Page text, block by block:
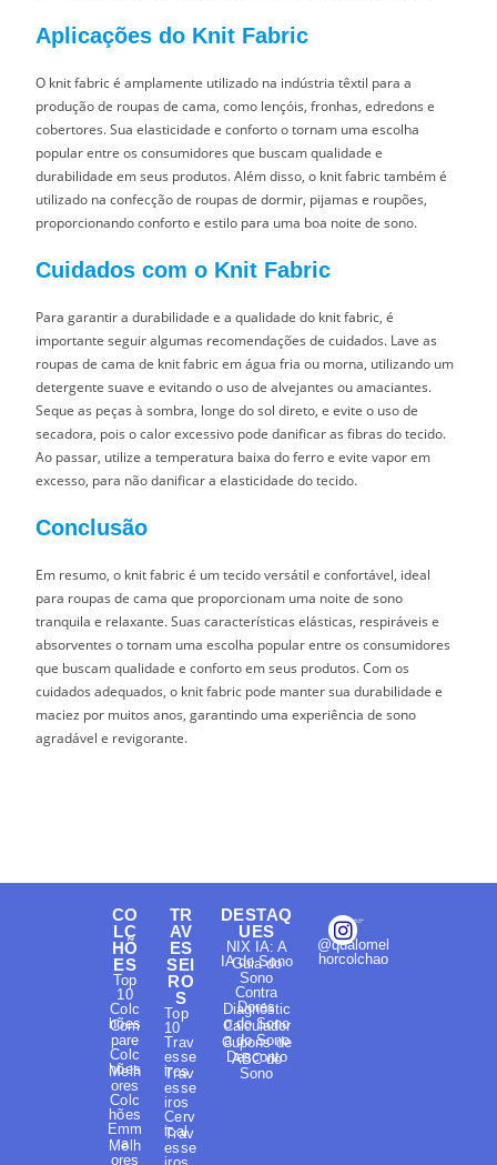
Aplicações do Knit Fabric
O knit fabric é amplamente utilizado na indústria têxtil para a
produção de roupas de cama, como lençóis, fronhas, edredons e
cobertores. Sua elasticidade e conforto o tornam uma escolha
popular entre os consumidores que buscam qualidade e
durabilidade em seus produtos. Além disso, o knit fabric também é
utilizado na confecção de roupas de dormir, pijamas e roupões,
proporcionando conforto e estilo para uma boa noite de sono.
Cuidados com o Knit Fabric
Para garantir a durabilidade e a qualidade do knit fabric, é
importante seguir algumas recomendações de cuidados. Lave as
roupas de cama de knit fabric em água fria ou morna, utilizando um
detergente suave e evitando o uso de alvejantes ou amaciantes.
Seque as peças à sombra, longe do sol direto, e evite o uso de
secadora, pois o calor excessivo pode danificar as fibras do tecido.
Ao passar, utilize a temperatura baixa do ferro e evite vapor em
excesso, para não danificar a elasticidade do tecido.
Conclusão
Em resumo, o knit fabric é um tecido versátil e confortável, ideal
para roupas de cama que proporcionam uma noite de sono
tranquila e relaxante. Suas características elásticas, respiráveis e
absorventes o tornam uma escolha popular entre os consumidores
que buscam qualidade e conforto em seus produtos. Com os
cuidados adequados, o knit fabric pode manter sua durabilidade e
maciez por muitos anos, garantindo uma experiência de sono
agradável e revigorante.
CO
LC
HÕ
ES
Top
10
Colc
hões
Com
pare
Colc
hões
Melh
ores
Colc
hões
Emm
a
Melh
ores
TR
AV
ES
SEI
RO
S
Top
10
Trav
esse
iros
Trav
esse
iros
Cerv
ical
Trav
esse
DESTAQ
UES
NIX IA: A
IA do Sono
Guia do
Sono
Contra
Dores
Diagnóstic
o do Sono
Calculador
a do Sono
Cupons de
Desconto
ABC do
Sono
@qualomel
horcolchao